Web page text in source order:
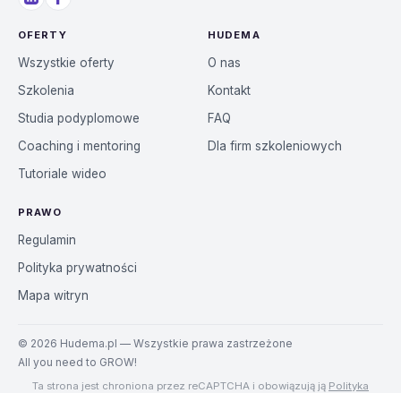
OFERTY
Wszystkie oferty
Szkolenia
Studia podyplomowe
Coaching i mentoring
Tutoriale wideo
HUDEMA
O nas
Kontakt
FAQ
Dla firm szkoleniowych
PRAWO
Regulamin
Polityka prywatności
Mapa witryn
© 2026 Hudema.pl — Wszystkie prawa zastrzeżone
All you need to GROW!
Ta strona jest chroniona przez reCAPTCHA i obowiązują ją Polityka